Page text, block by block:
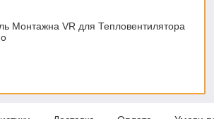
Монтажна VR для Тепловентилятора